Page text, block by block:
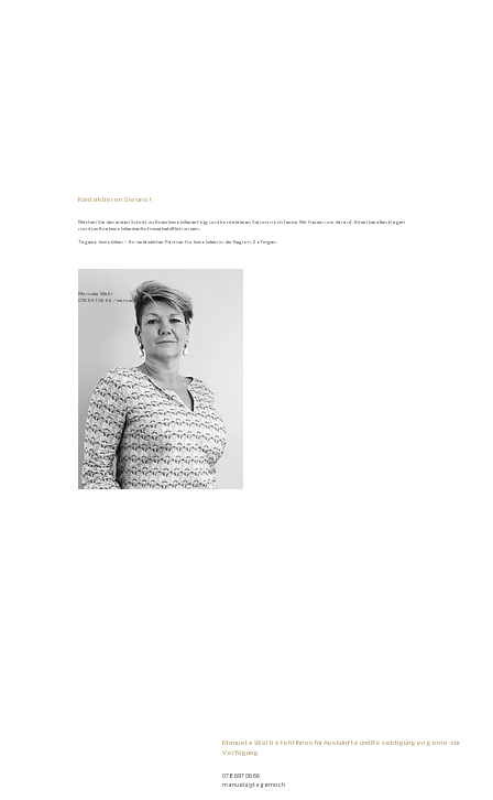
Kontaktieren Sie uns!
Machen Sie den ersten Schritt zu Ihrem Immobilienerfolg und kontaktieren Sie uns noch heute. Wir freuen uns darauf, Ihnen bei allen Fragen
rund um Ihre Immobilienbedürfnisse behilflich zu sein.
Tagemo Immobilien – Ihr verlässlicher Partner für Immobilien in der Region Zofingen.
Manuela Walti
078 697 06 66 /manuela@tagemo.ch
Manuela Walti steht Ihnen für Auskünfte und Besichtigungen gerne zur
Verfügung.
078 697 06 66
manuela@tagemo.ch